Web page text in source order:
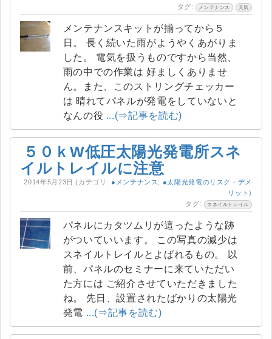
タグ:
メンテナンス 天気
メンテナンスキットが揃ってから５
日。 長く続いた雨がようやくあがりま
した。 電気を扱うものですから当然、
雨の中での作業は 好ましくありませ
ん。また、このストリングチェッカー
は 晴れてパネルが発電をしていないと
なんの役 ...(⇒記事を読む)
５０ｋW低圧太陽光発電所スネ
イルトレイルに注意
2014年5月23日 (カテゴリ: ●メンテナンス
●太陽光発電のリスク・デメ
リット)
タグ:
スネイルトレイル
パネルにカタツムリが這ったような跡
がついていいます。 この写真の減少は
スネイルトレイルとよばれるもの。 以
前、パネルのセミナーに来ていただい
た方には ご紹介させていただきました
ね。 先日、設置されたばかりの太陽光
発電 ...(⇒記事を読む)